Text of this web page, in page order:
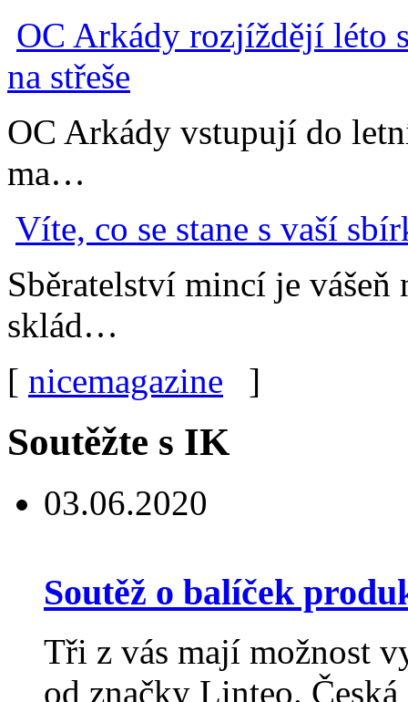
OC Arkády rozjíždějí léto
na střeše
OC Arkády vstupují do
ma…
Víte, co se stane s vaší
Sběratelství mincí je
sklád…
[ nicemagazine ]
Soutěžte s IK
03.06.2020
Soutěž o balíček
Tři z vás mají možnost
od značky Linteo.